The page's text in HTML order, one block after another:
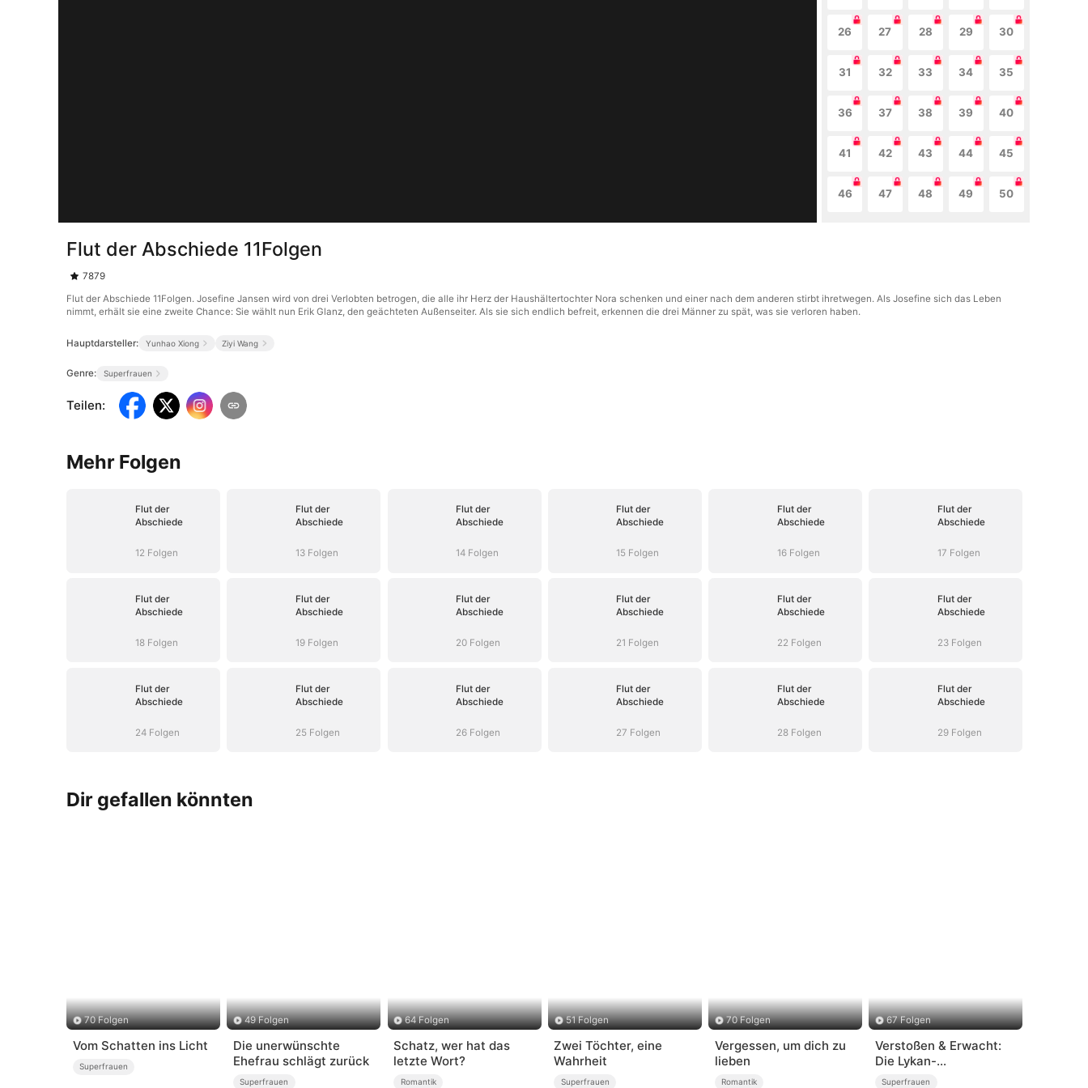
26 27 28 29 30
31 32 33 34 35
36 37 38 39 40
41 42 43 44 45
46 47 48 49 50
Flut der Abschiede 11Folgen
7879
Flut der Abschiede 11Folgen. Josefine Jansen wird von drei Verlobten betrogen, die alle ihr Herz der Haushältertochter Nora schenken und einer nach dem anderen stirbt ihretwegen. Als Josefine sich das Leben
nimmt, erhält sie eine zweite Chance: Sie wählt nun Erik Glanz, den geächteten Außenseiter. Als sie sich endlich befreit, erkennen die drei Männer zu spät, was sie verloren haben.
Hauptdarsteller: Yunhao Xiong Ziyi Wang
Genre: Superfrauen
Teilen:
Mehr Folgen
Flut der
Abschiede
12 Folgen
Flut der
Abschiede
13 Folgen
Flut der
Abschiede
14 Folgen
Flut der
Abschiede
15 Folgen
Flut der
Abschiede
16 Folgen
Flut der
Abschiede
17 Folgen
Flut der
Abschiede
18 Folgen
Flut der
Abschiede
19 Folgen
Flut der
Abschiede
20 Folgen
Flut der
Abschiede
21 Folgen
Flut der
Abschiede
22 Folgen
Flut der
Abschiede
23 Folgen
Flut der
Abschiede
24 Folgen
Flut der
Abschiede
25 Folgen
Flut der
Abschiede
26 Folgen
Flut der
Abschiede
27 Folgen
Flut der
Abschiede
28 Folgen
Flut der
Abschiede
29 Folgen
Dir gefallen könnten
70 Folgen
Vom Schatten ins Licht
Superfrauen
49 Folgen
Die unerwünschte
Ehefrau schlägt zurück
Superfrauen
64 Folgen
Schatz, wer hat das
letzte Wort?
Romantik
51 Folgen
Zwei Töchter, eine
Wahrheit
Superfrauen
70 Folgen
Vergessen, um dich zu
lieben
Romantik
67 Folgen
Verstoßen & Erwacht:
Die Lykan-
Prinzessin(Deutsch
Superfrauen